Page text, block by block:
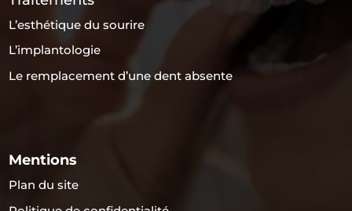
L’esthétique du sourire
L’implantologie
Le remplacement d’une dent absente
Mentions
Plan du site